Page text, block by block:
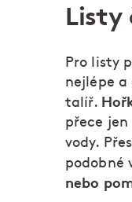
Listy
Pro listy
nejlépe a
talíř.
přece
vody.
podobné
nebo